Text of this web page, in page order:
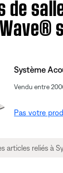
de
Système
Vendu entre
Pas votre